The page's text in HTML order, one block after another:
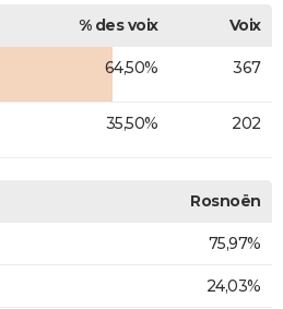
% des voix
Voix
64,50% 367
35,50% 202
Rosnoën
75,97%
24,03%